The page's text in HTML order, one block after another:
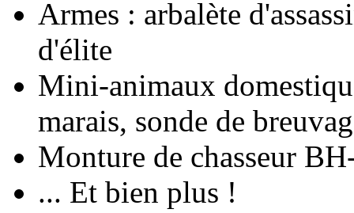
Armes : arbalète
d'élite
Mini-animaux
marais, sonde de
Monture de chasseur
... Et bien plus !